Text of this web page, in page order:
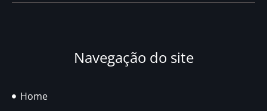
Navegação do site
Home